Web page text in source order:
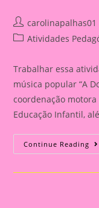
Post
author:
carolinapalhas01
PostAtividades
Trabalhar essa
música popular “A
coordenação
Educação Infantil,
Continue Reading